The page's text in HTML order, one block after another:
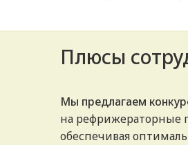
Плюсы
Мы предлагаем
на рефрижераторные
обеспечивая